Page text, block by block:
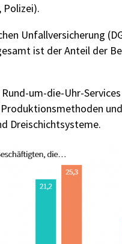
Polizei).
Unfallversicherung
ist der Anteil der
um-die-Uhr-
Dreischichtsysteme.